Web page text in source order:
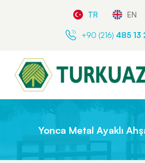
TR EN
+90 (216) 485 13
Yonca Metal Ayaklı